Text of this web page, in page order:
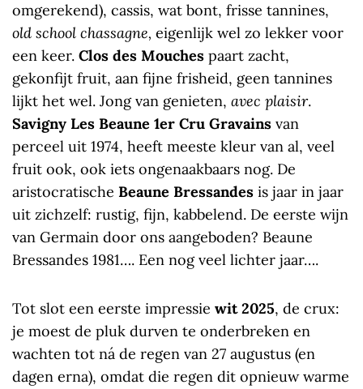
omgerekend), cassis, wat bont, frisse tannines,
old school chassagne, eigenlijk wel zo lekker voor
een keer. Clos des Mouches paart zacht,
gekonfijt fruit, aan fijne frisheid, geen tannines
lijkt het wel. Jong van genieten, avec plaisir.
Savigny Les Beaune 1er Cru Gravains van
perceel uit 1974, heeft meeste kleur van al, veel
fruit ook, ook iets ongenaakbaars nog. De
aristocratische Beaune Bressandes is jaar in jaar
uit zichzelf: rustig, fijn, kabbelend. De eerste wijn
van Germain door ons aangeboden? Beaune
Bressandes 1981…. Een nog veel lichter jaar….
Tot slot een eerste impressie wit 2025, de crux:
je moest de pluk durven te onderbreken en
wachten tot ná de regen van 27 augustus (en
dagen erna), omdat die regen dit opnieuw warme